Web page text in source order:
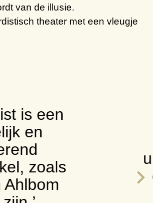
van de illusie.
theater met een vleugje
‘De luchtige en
knappe
maakt het
geslaagd half
uur.’